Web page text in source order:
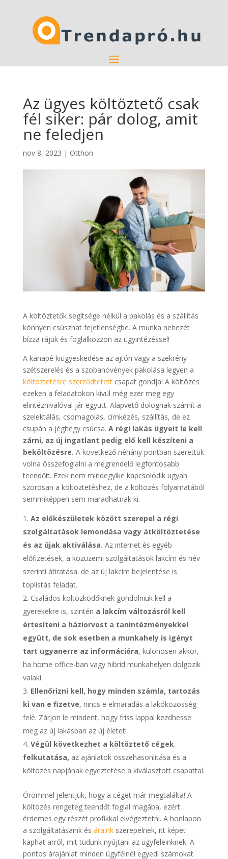
Az ügyes költöztető csak
fél siker: pár dolog, amit
ne feledjen
nov 8, 2023 | Otthon
A költöztetők segítsége nélkül a pakolás és a szállítás
könnyen csúszhat fejetlenségbe. A munka nehezét
bízza rájuk és foglalkozzon az ügyintézéssel!
A kanapé kiügyeskedése az ajtón vagy a szekrény
szétszerelés és a szobanövények pakolása legyen a
költöztetésre szerződtetettcsapat gondja! A költözés
ezeken a feladatokon kívül még ezer meg egy
elintéznivalóval jár együtt. Alapvető dolognak számít a
szelektálás, csomagolás, címkézés, szállítás, de ez
csupán a jéghegy csúcsa. A régi lakás ügyeit le kell
zárni, az új ingatlant pedig elő kell készíteni a
beköltözésre. A következő néhány pontban szerettük
volna összefoglalni a megrendelő legfontosabb
teendőit. Ezek nem mindegyike kapcsolódik ugyan
szorosan a költöztetéshez, de a költözés folyamatából
semmiképpen sem maradhatnak ki.
Az előkészületek között szerepel a régi
szolgáltatások lemondása vagy átköltöztetése
és az újak aktiválása. Az internet és egyéb
előfizetések, a közüzemi szolgáltatások lakcím és név
szerinti átiratása. de az új lakcím bejelentése is
toplistás feladat.
Családos költözködőknek gondolniuk kell a
gyerekekre is, szintén a lakcím változásról kell
értesíteni a háziorvost a tanintézményekkel
együtt, de sok esetben a munkahely is igényt
tart ugyanerre az információra, különösen akkor,
ha home office-ban vagy hibrid munkahelyen dolgozik
valaki.
Ellenőrizni kell, hogy minden számla, tartozás
ki van e fizetve, nincs e elmaradás a lakóközösség
felé. Zárjon le mindent, hogy friss lappal kezdhesse
meg az új lakásban az új életet!
Végül következhet a költöztető cégek
felkutatása, az ajánlatok összehasonlítása és a
költözés napjának egyeztetése a kiválasztott csapattal.
Örömmel jelentjük, hogy a céget már megtalálta! A
költözés rengeteg teendőt foglal magába, ezért
érdemes egy részét profikkal elvégeztetni. A honlapon
a szolgáltatásaink és árainkszerepelnek, itt képet
kaphat arról, mit tudunk nyújtani az ügyfeleinknek. A
pontos árajánlat minden ügyfélnél egyedi számokat